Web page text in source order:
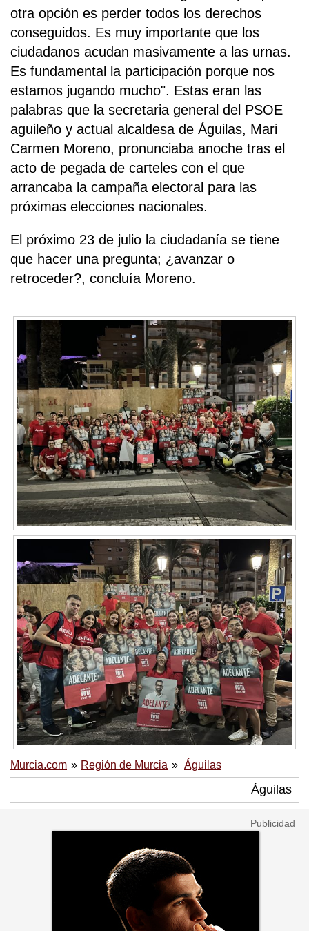
otra opción es perder todos los derechos
conseguidos. Es muy importante que los
ciudadanos acudan masivamente a las urnas.
Es fundamental la participación porque nos
estamos jugando mucho". Estas eran las
palabras que la secretaria general del PSOE
aguileño y actual alcaldesa de Águilas, Mari
Carmen Moreno, pronunciaba anoche tras el
acto de pegada de carteles con el que
arrancaba la campaña electoral para las
próximas elecciones nacionales.
El próximo 23 de julio la ciudadanía se tiene
que hacer una pregunta; ¿avanzar o
retroceder?, concluía Moreno.
Murcia.com Región de Murcia Águilas
Águilas